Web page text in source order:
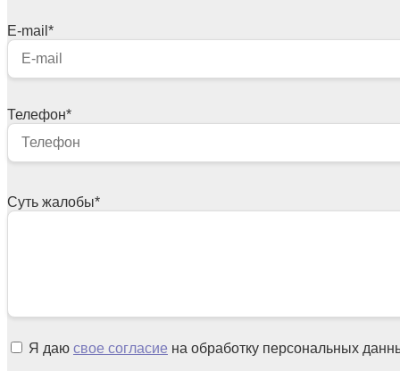
E-mail *
Телефон*
Суть жалобы*
Я даю свое согласие на обработку персональных